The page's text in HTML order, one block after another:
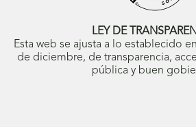
ventana
LEY DE
Esta web se ajusta a lo establecido
de diciembre, de transparencia,
pública y buen